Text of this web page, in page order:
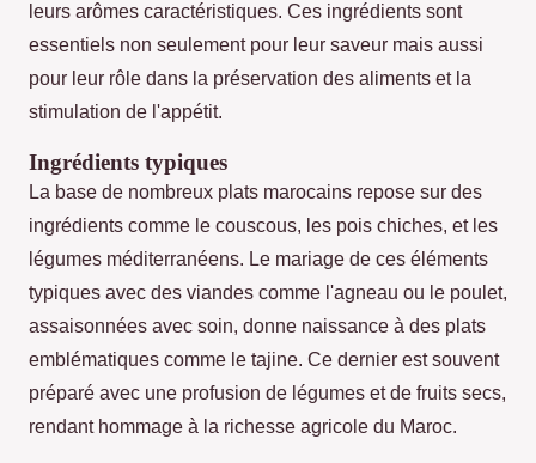
leurs arômes caractéristiques. Ces ingrédients sont
essentiels non seulement pour leur saveur mais aussi
pour leur rôle dans la préservation des aliments et la
stimulation de l'appétit.
Ingrédients typiques
La base de nombreux plats marocains repose sur des
ingrédients comme le couscous, les pois chiches, et les
légumes méditerranéens. Le mariage de ces éléments
typiques avec des viandes comme l'agneau ou le poulet,
assaisonnées avec soin, donne naissance à des plats
emblématiques comme le tajine. Ce dernier est souvent
préparé avec une profusion de légumes et de fruits secs,
rendant hommage à la richesse agricole du Maroc.